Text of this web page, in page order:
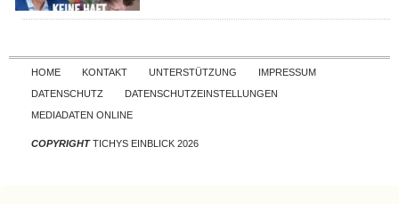
Skip to content
HOME KONTAKT UNTERSTÜTZUNG
IMPRESSUM
DATENSCHUTZ
DATENSCHUTZEINSTELLUNGEN
MEDIADATEN ONLINE
COPYRIGHTTICHYS EINBLICK 2026